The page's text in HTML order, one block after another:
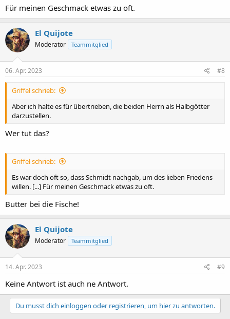
Für meinen Geschmack etwas zu oft.
El Quijote
Moderator Teammitglied
06. Apr. 2023 #8
Griffel schrieb:
Aber ich halte es für übertrieben, die beiden Herrn als Halbgötter
darzustellen.
Wer tut das?
Griffel schrieb:
Es war doch oft so, dass Schmidt nachgab, um des lieben Friedens
willen. [...] Für meinen Geschmack etwas zu oft.
Butter bei die Fische!
El Quijote
Moderator Teammitglied
14. Apr. 2023 #9
Keine Antwort ist auch ne Antwort.
Du musst dich einloggen oder registrieren, um hier zu antworten.